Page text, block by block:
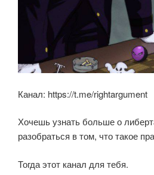
Канал: https://t.me/rightargument
Хочешь узнать больше о
разобраться в том, что такое
Тогда этот канал для тебя.